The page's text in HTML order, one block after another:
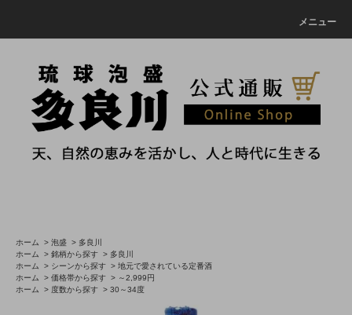
メニュー
ホーム > 泡盛 > 多良川
ホーム
> 銘柄から探す > 多良川
ホーム
> シーンから探す > 地元で愛されている定番酒
ホーム
> 価格帯から探す > ～2,999円
ホーム
> 度数から探す > 30～34度